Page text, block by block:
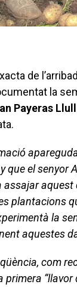
de
la
Payeras Llull
que el senyor
assajar
plantacions
la
aquestes
com
primera